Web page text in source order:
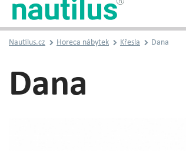
Nautilus.cz Horeca nábytek Křesla Dana
Dana